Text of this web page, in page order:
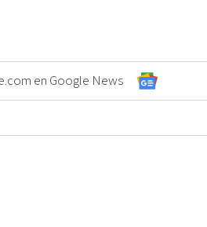
en Google News